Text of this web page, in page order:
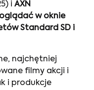
i AXN
w oknie
Standard SD i
najchętniej
filmy akcji i
i produkcje